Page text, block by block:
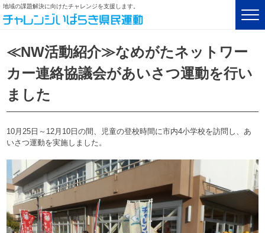
地域の課題解決に向けたチャレンジを支援します。
≪NW活動紹介≫なめがたネットワー
カー連絡協議会があいさつ運動を行い
ました
10月25日～12月10日の間、児童の登校時間に市内4小学校を訪問し、あ
いさつ運動を実施しました。